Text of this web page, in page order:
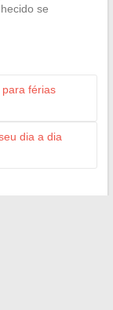
se
férias
dia a dia